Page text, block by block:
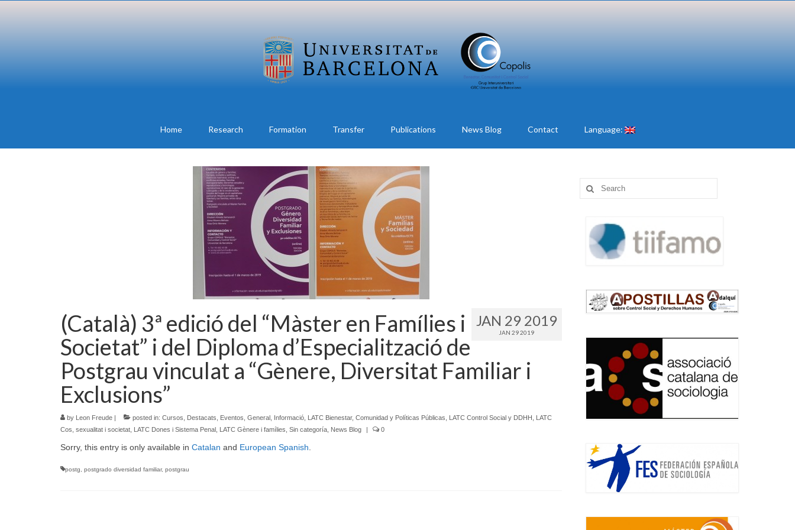
Home Research Formation Transfer Publications News Blog Contact Language:
JAN 29 2019
JAN 29 2019
(Català) 3ª edició del “Màster en Famílies i
Societat” i del Diploma d’Especialització de
Postgrau vinculat a “Gènere, Diversitat Familiar i
Exclusions”
by Leon Freude | posted in: Cursos Destacats Eventos General Informació LATC Bienestar, Comunidad y Políticas Públicas LATC Control Social y DDHH
LATC
Cos, sexualitat i societat LATC Dones i Sistema Penal LATC Gènere i famílies Sin categoría News Blog | 0
Sorry, this entry is only available in Catalan and European Spanish
postg postgrado diversidad familiar, postgrau
Search
for: